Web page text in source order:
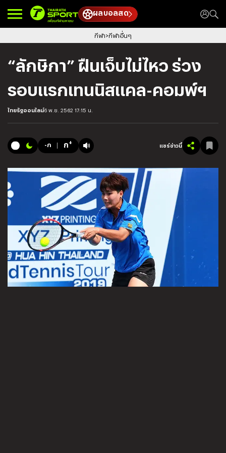
ผลบอลสด
กีฬา กีฬาอื่นๆ
“ลักษิกา” ฝืนเจ็บไม่ไหว ร่วง
รอบแรกเทนนิสแคล-คอมพ์ฯ
ไทยรัฐออนไลน์6 พ.ย. 2562 17:15 น.
-ก ก+ แชร์ข่าวนี้